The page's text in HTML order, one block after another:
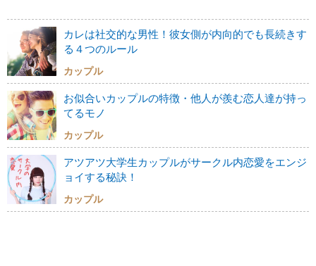
カレは社交的な男性！彼女側が内向的でも長続きす
る４つのルール
カップル
お似合いカップルの特徴・他人が羨む恋人達が持っ
てるモノ
カップル
アツアツ大学生カップルがサークル内恋愛をエンジ
ョイする秘訣！
カップル